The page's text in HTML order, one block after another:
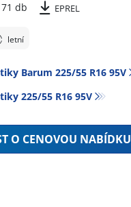
71 db EPREL
letní
Barum 225/55 R16 95V
225/55 R16 95V
O CENOVOU NABÍDKU